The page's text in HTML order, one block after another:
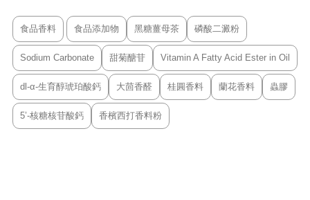
食品香料 食品添加物 黑糖薑母茶 磷酸二澱粉
Sodium Carbonate 甜菊醣苷 Vitamin A Fatty Acid Ester in Oil
dl-α-生育醇琥珀酸鈣 大茴香醛 桂圓香料 蘭花香料 蟲膠
5’-核糖核苷酸鈣 香檳西打香料粉